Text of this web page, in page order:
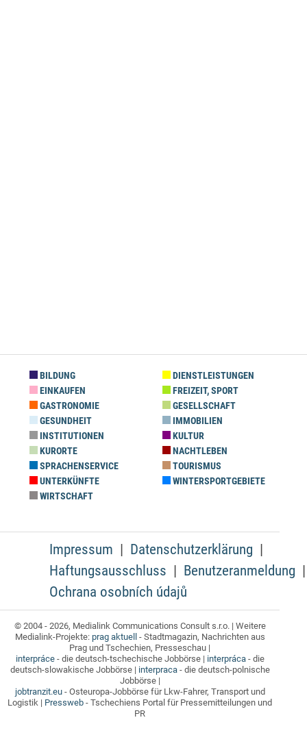
BILDUNG
DIENSTLEISTUNGEN
EINKAUFEN
FREIZEIT, SPORT
GASTRONOMIE
GESELLSCHAFT
GESUNDHEIT
IMMOBILIEN
INSTITUTIONEN
KULTUR
KURORTE
NACHTLEBEN
SPRACHENSERVICE
TOURISMUS
UNTERKÜNFTE
WINTERSPORTGEBIETE
WIRTSCHAFT
Impressum
Datenschutzerklärung
Haftungsausschluss
Benutzeranmeldung
Ochrana osobních údajů
© 2004 - 2026, Medialink Communications Consult s.r.o. | Weitere
Medialink-Projekte: prag aktuell - Stadtmagazin, Nachrichten aus
Prag und Tschechien, Presseschau |
interpráce- die deutsch-tschechische Jobbörse | interpráca- die
deutsch-slowakische Jobbörse | interpraca- die deutsch-polnische
Jobbörse |
jobtranzit.eu- Osteuropa-Jobbörse für Lkw-Fahrer, Transport und
Logistik | Pressweb - Tschechiens Portal für Pressemitteilungen und
PR